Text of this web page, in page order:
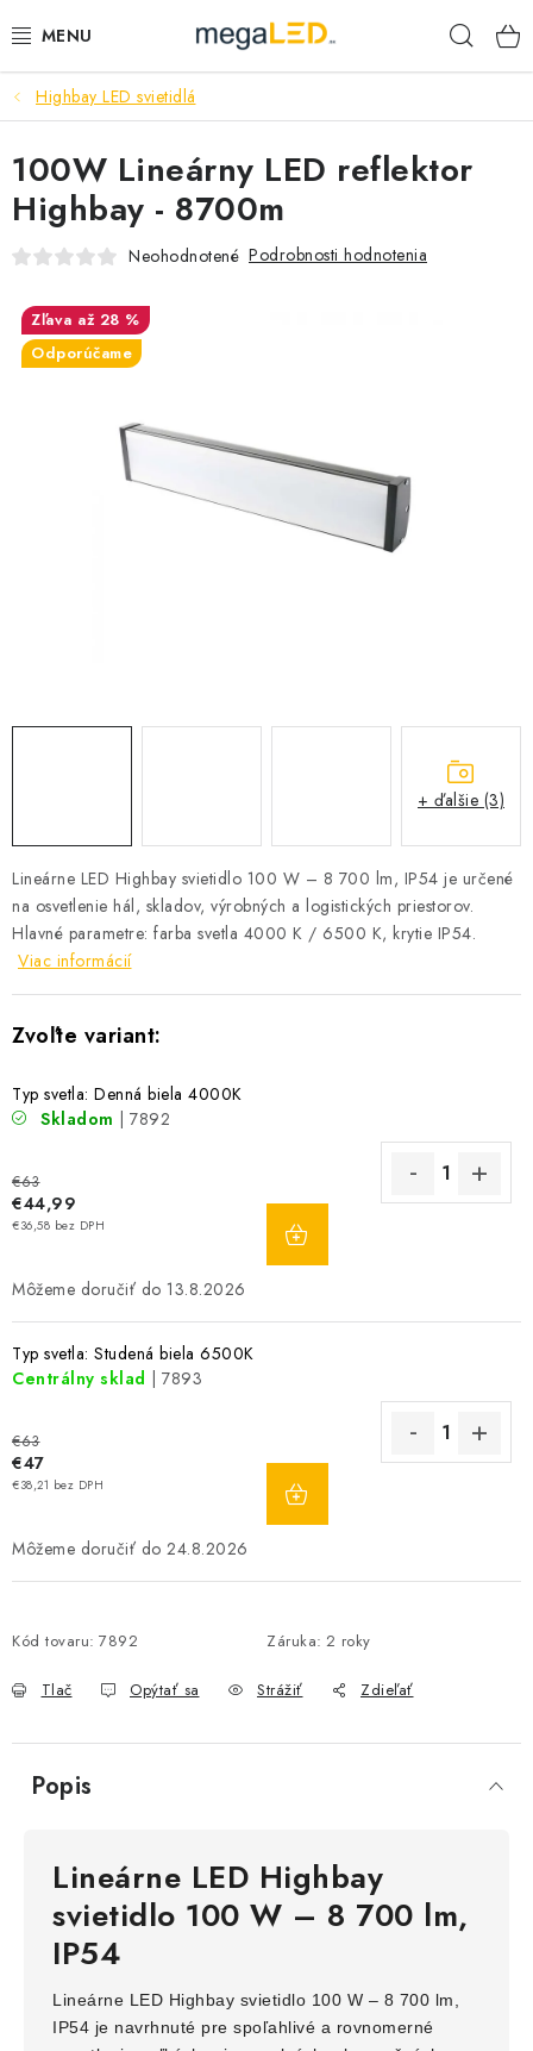
na
PRIEMYSEL
SVIETIDLÁ
ŽIAROVKY A TRUBICE
ELEKTROMATERIÁL
SAMSUNG SVIETIDLÁ
OBCHODNÉ PODMIENKY
O NÁS - MEGALED & JANTON ZÁKAMENNÉ
Reklamácie a formulár na odstúpenie od zmluvy
Obchodné podmienky
Podmienky ochrany osobných údajov
Zľavy pre profíkov
Highbay LED svietidlá
Lineárne LED Highbay svietidlo 100 W – 8 700 lm, IP54 je určené
na osvetlenie hál, skladov, výrobných a logistických priestorov.
Hlavné parametre: farba svetla 4000 K / 6500 K, krytie IP54.
Viac informácií
Typ svetla: Denná biela 4000K
Skladom
| 7892
€63
€44,99
€36,58 bez DPH
13.8.2026
Typ svetla: Studená biela 6500K
Centrálny sklad
| 7893
€63
€47
€38,21 bez DPH
24.8.2026
Kód tovaru: 7892 Záruka: 2 roky
Tlač Opýtať sa Strážiť Zdieľať
100W Lineárny LED reflektor
Highbay - 8700m
Neohodnotené Podrobnosti hodnotenia
až 28 %
Odporúčame
+ ďalšie (3)
Popis
Lineárne LED Highbay
svietidlo 100 W – 8 700 lm,
IP54
Lineárne LED Highbay svietidlo 100 W – 8 700 lm,
IP54 je navrhnuté pre spoľahlivé a rovnomerné